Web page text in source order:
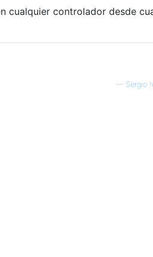
cualquier controlador desde
— Sergio